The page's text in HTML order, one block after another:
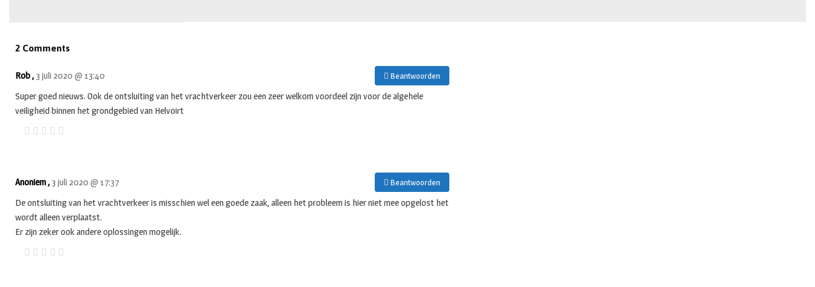
2 Comments
Beantwoorden
Rob , 3 juli 2020 @ 13:40
Super goed nieuws. Ook de ontsluiting van het vrachtverkeer zou een zeer welkom voordeel zijn voor de algehele
veiligheid binnen het grondgebied van Helvoirt
Beantwoorden
Anoniem , 3 juli 2020 @ 17:37
De ontsluiting van het vrachtverkeer is misschien wel een goede zaak, alleen het probleem is hier niet mee opgelost het
wordt alleen verplaatst.
Er zijn zeker ook andere oplossingen mogelijk.